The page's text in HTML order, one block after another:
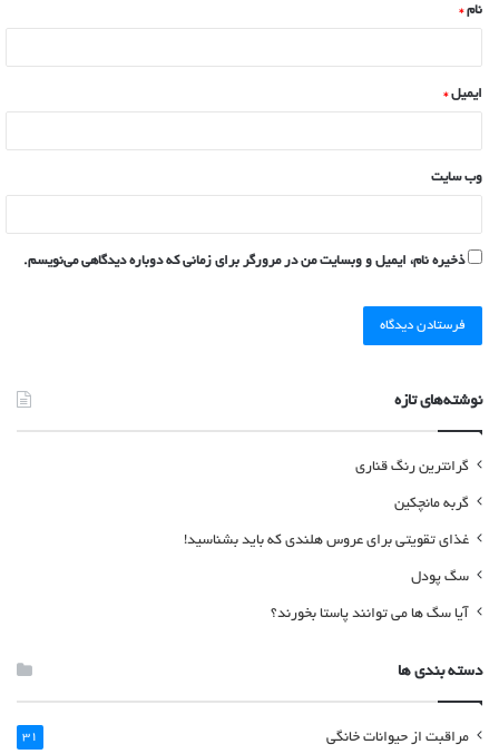
نام*
ایمیل*
وب‌ سایت
ذخیره نام، ایمیل و وبسایت من در مرورگر برای زمانی که دوباره دیدگاهی می‌نویسم.
نوشته‌های تازه
گرانترین رنگ قناری
گربه مانچکین
غذای تقویتی برای عروس هلندی که باید بشناسید!
سگ پودل
آیا سگ ها می توانند پاستا بخورند؟
دسته بندی ها
مراقبت از حیوانات خانگی 31